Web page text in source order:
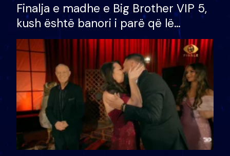
Finalja e madhe e Big Brother VIP 5,
kush është banori i parë që lë
shtëpinë dhe humb mundësinë për
të fituar çmimin e madh